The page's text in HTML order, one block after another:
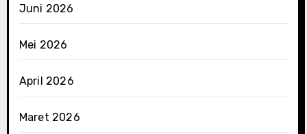
Juni 2026
Mei 2026
April 2026
Maret 2026